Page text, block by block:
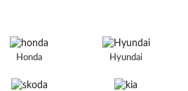
Honda Hyundai